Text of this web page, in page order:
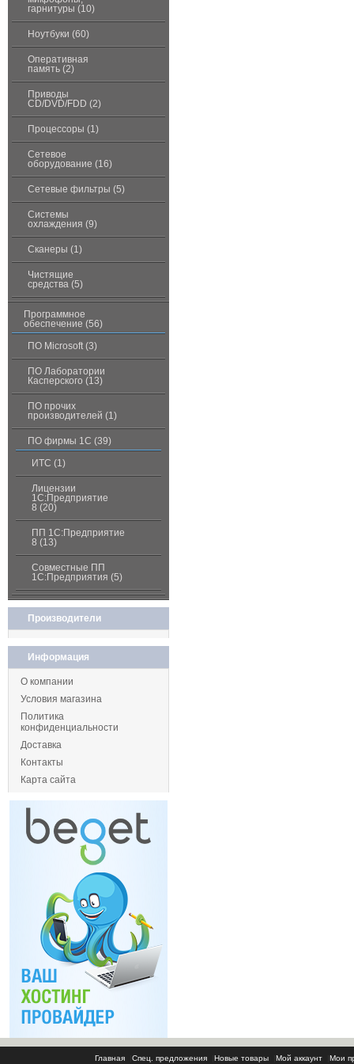
гарнитуры (10)
Ноутбуки (60)
Оперативная
память (2)
Приводы
CD/DVD/FDD (2)
Процессоры (1)
Сетевое
оборудование (16)
Сетевые фильтры (5)
Системы
охлаждения (9)
Сканеры (1)
Чистящие
средства (5)
Программное
обеспечение (56)
ПО Microsoft (3)
ПО Лаборатории
Касперского (13)
ПО прочих
производителей (1)
ПО фирмы 1С (39)
ИТС (1)
Лицензии
1С:Предприятие
8 (20)
ПП 1С:Предприятие
8 (13)
Совместные ПП
1С:Предприятия (5)
Производители
Информация
О компании
Условия магазина
Политика
конфиденциальности
Доставка
Контакты
Карта сайта
Главная Спец. предложения Новые товары Мой аккаунт Мои